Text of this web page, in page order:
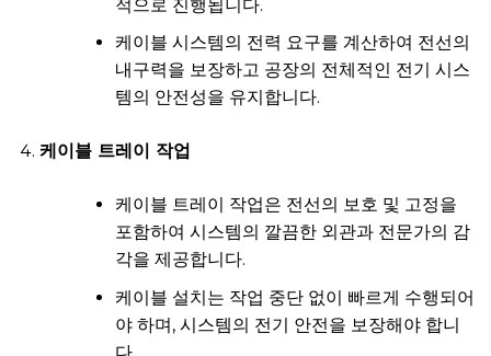
적으로 진행됩니다.
케이블 시스템의 전력 요구를 계산하여 전선의
내구력을 보장하고 공장의 전체적인 전기 시스
템의 안전성을 유지합니다.
케이블 트레이 작업
케이블 트레이 작업은 전선의 보호 및 고정을
포함하여 시스템의 깔끔한 외관과 전문가의 감
각을 제공합니다.
케이블 설치는 작업 중단 없이 빠르게 수행되어
야 하며, 시스템의 전기 안전을 보장해야 합니